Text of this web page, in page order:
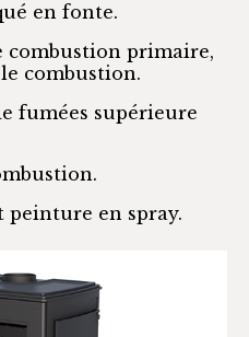
en fonte.
combustion primaire,
combustion.
fumées supérieure
peinture en spray.